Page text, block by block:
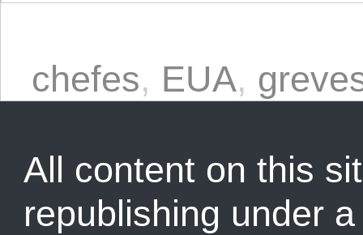
chefes, EUA,
All content on this
republishing under